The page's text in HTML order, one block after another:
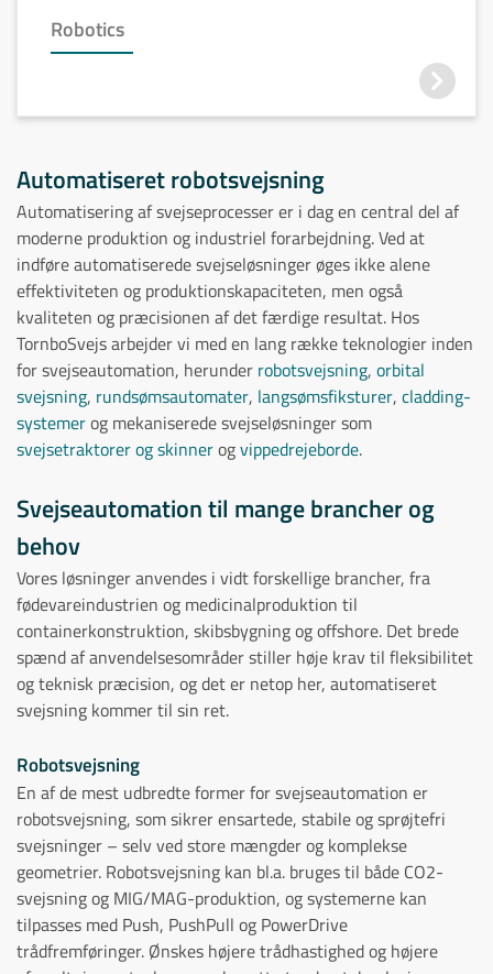
Robotics
Automatiseret robotsvejsning
Automatisering af svejseprocesser er i dag en central del af
moderne produktion og industriel forarbejdning. Ved at
indføre automatiserede svejseløsninger øges ikke alene
effektiviteten og produktionskapaciteten, men også
kvaliteten og præcisionen af det færdige resultat. Hos
TornboSvejs arbejder vi med en lang række teknologier inden
for svejseautomation, herunder robotsvejsning, orbital
svejsning, rundsømsautomater, langsømsfiksturer, cladding-
systemerog mekaniserede svejseløsninger som
svejsetraktorer og skinnerogvippedrejeborde.
Svejseautomation til mange brancher og
behov
Vores løsninger anvendes i vidt forskellige brancher, fra
fødevareindustrien og medicinalproduktion til
containerkonstruktion, skibsbygning og offshore. Det brede
spænd af anvendelsesområder stiller høje krav til fleksibilitet
og teknisk præcision, og det er netop her, automatiseret
svejsning kommer til sin ret.
Robotsvejsning
En af de mest udbredte former for svejseautomation er
robotsvejsning, som sikrer ensartede, stabile og sprøjtefri
svejsninger – selv ved store mængder og komplekse
geometrier. Robotsvejsning kan bl.a. bruges til både CO2-
svejsning og MIG/MAG-produktion, og systemerne kan
tilpasses med Push, PushPull og PowerDrive
trådfremføringer. Ønskes højere trådhastighed og højere